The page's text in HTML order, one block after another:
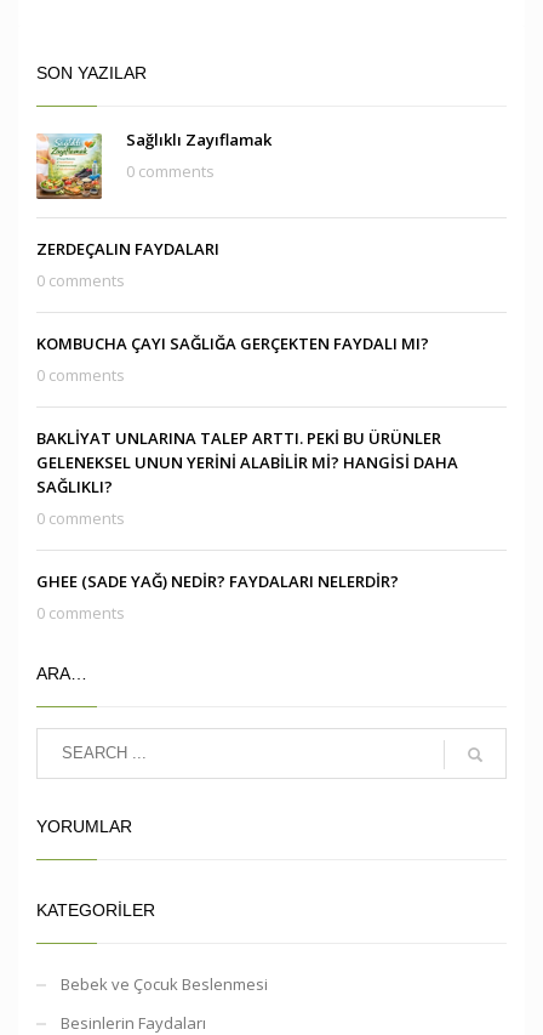
SON YAZILAR
Sağlıklı Zayıflamak
0 comments
ZERDEÇALIN FAYDALARI
0 comments
KOMBUCHA ÇAYI SAĞLIĞA GERÇEKTEN FAYDALI MI?
0 comments
BAKLİYAT UNLARINA TALEP ARTTI. PEKİ BU ÜRÜNLER
GELENEKSEL UNUN YERİNİ ALABİLİR Mİ? HANGİSİ DAHA
SAĞLIKLI?
0 comments
GHEE (SADE YAĞ) NEDİR? FAYDALARI NELERDİR?
0 comments
ARA…
YORUMLAR
KATEGORILER
Bebek ve Çocuk Beslenmesi
Besinlerin Faydaları